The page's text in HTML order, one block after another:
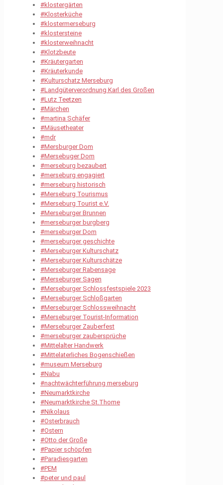
#klostergärten
#Klosterküche
#klostermerseburg
#klostersteine
#klosterweihnacht
#Klotzbeute
#Kräutergarten
#Kräuterkunde
#Kulturschatz Merseburg
#Landgüterverordnung Karl des Großen
#Lutz Teetzen
#Märchen
#martina Schäfer
#Mäusetheater
#mdr
#Mersburger Dom
#Mersebuger Dom
#merseburg bezaubert
#merseburg engagiert
#merseburg historisch
#Merseburg Tourismus
#Merseburg Tourist e.V.
#Merseburger Brunnen
#merseburger burgberg
#merseburger Dom
#merseburger geschichte
#Merseburger Kulturschatz
#Merseburger Kulturschätze
#Merseburger Rabensage
#Merseburger Sagen
#Merseburger Schlossfestspiele 2023
#Merseburger Schloßgarten
#Merseburger Schlossweihnacht
#Merseburger Tourist-Information
#Merseburger Zauberfest
#merseburger zaubersprüche
#Mittelalter Handwerk
#Mittelaterliches Bogenschießen
#museum Merseburg
#Nabu
#nachtwächterführung merseburg
#Neumarktkirche
#Neumarktkirche St.Thome
#Nikolaus
#Osterbrauch
#Ostern
#Otto der Große
#Papier schöpfen
#Paradiesgarten
#PEM
#peter und paul